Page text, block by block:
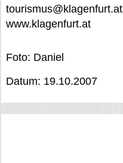
tourismus@klagenfurt.at
www.klagenfurt.at
Foto: Daniel
Datum: 19.10.2007